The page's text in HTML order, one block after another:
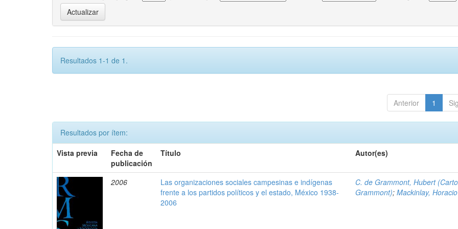
Resultados 1-1 de 1.
Anterior 1
Resultados por ítem:
Vista previa
Fecha de
publicación
Título Autor(es)
2006
Las organizaciones sociales campesinas e indígenas
frente a los partidos políticos y el estado, México 1938-
2006
C. de Grammont, Hubert
Grammont);Mackinlay, Horacio